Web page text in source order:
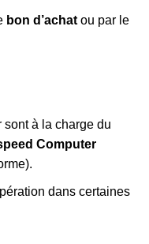
bon d’achat ou par le
sont à la charge du
Computer
dans certaines